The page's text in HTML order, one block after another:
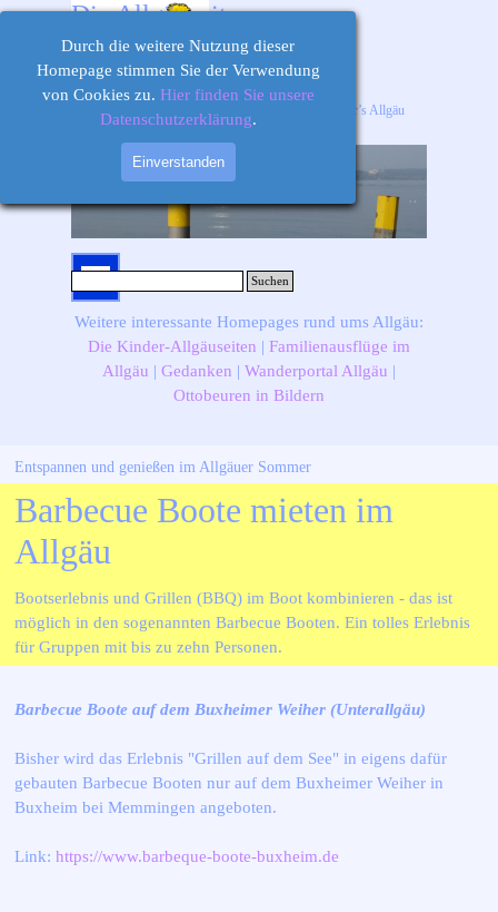
Durch die weitere Nutzung dieser
Homepage stimmen Sie der Verwendung
von Cookies zu. Hier finden Sie unsere
Datenschutzerklärung.
Einverstanden
Direkt zum Seiteninhalt
Die Allgäuseiten
Ihr Informations-, Ausflugs- und Freizeitportal für’s Allgäu
Weitere interessante Homepages rund ums Allgäu:
Die Kinder-Allgäuseiten | Familienausflüge im
Allgäu | Gedanken | Wanderportal Allgäu |
Ottobeuren in Bildern
Suchen
Entspannen und genießen im Allgäuer Sommer
Barbecue Boote mieten im
Allgäu
Bootserlebnis und Grillen (BBQ) im Boot kombinieren - das ist
möglich in den sogenannten Barbecue Booten. Ein tolles Erlebnis
für Gruppen mit bis zu zehn Personen.
Barbecue Boote auf dem Buxheimer Weiher (Unterallgäu)
Bisher wird das Erlebnis "Grillen auf dem See" in eigens dafür
gebauten Barbecue Booten nur auf dem Buxheimer Weiher in
Buxheim bei Memmingen angeboten.
Link: https://www.barbeque-boote-buxheim.de